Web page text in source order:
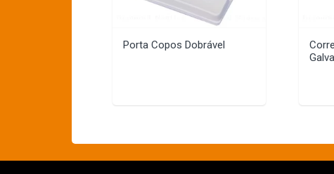
Porta Copos Dobrável